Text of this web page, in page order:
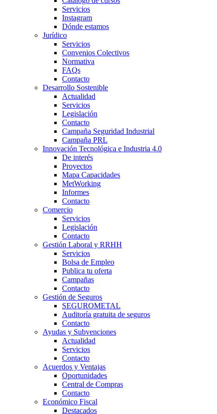
Servicios
Instagram
Dónde estamos
Jurídico
Servicios
Convenios Colectivos
Normativa
FAQs
Contacto
Desarrollo Sostenible
Actualidad
Servicios
Legislación
Contacto
Campaña Seguridad Industrial
Campaña PRL
Innovación Tecnológica e Industria 4.0
De interés
Proyectos
Mapa Capacidades
MetWorking
Informes
Contacto
Comercio
Servicios
Legislación
Contacto
Gestión Laboral y RRHH
Servicios
Bolsa de Empleo
Publica tu oferta
Campañas
Contacto
Gestión de Seguros
SEGUROMETAL
Auditoría gratuita de seguros
Contacto
Ayudas y Subvenciones
Actualidad
Servicios
Contacto
Acuerdos y Ventajas
Oportunidades
Central de Compras
Contacto
Económico Fiscal
Destacados